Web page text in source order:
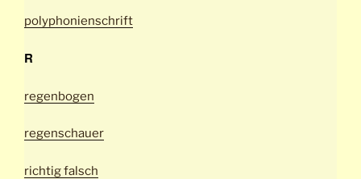
polyphonienschrift
R
regenbogen
regenschauer
richtig falsch